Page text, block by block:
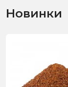
Новинки